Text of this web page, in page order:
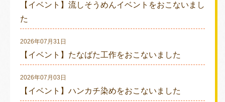
【イベント】流しそうめんイベントをおこないまし
た
2026年07月31日
【イベント】たなばた工作をおこないました
2026年07月03日
【イベント】ハンカチ染めをおこないました